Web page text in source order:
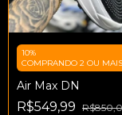
10%
COMPRANDO 2 OU MAIS
Air Max DN
R$549,99